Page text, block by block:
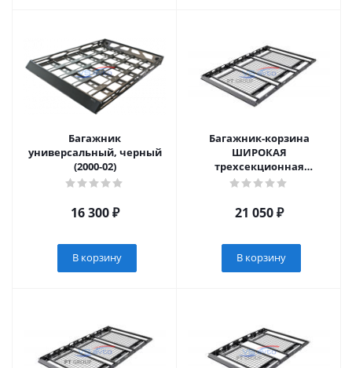
Багажник
универсальный, черный
(2000-02)
16 300₽
В корзину
Багажник-корзина
ШИРОКАЯ
трехсекционная
универсальная с
(ППК) 2100х1300мм (UNI-
21 050₽
В корзину